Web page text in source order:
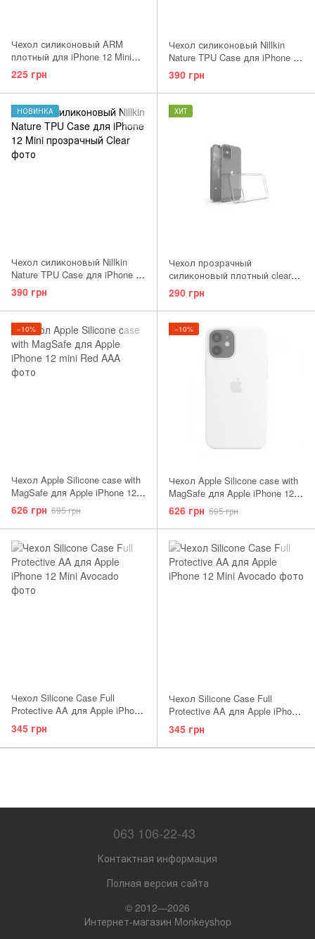
Чехол силиконовый ARM
плотный для iPhone 12 Mini
прозрачный Clear
225 грн
Чехол силиконовый Nillkin
Nature TPU Case для iPhone 12
Mini прозрачный серый Clear
Gray
390 грн
НОВИНКА
Чехол силиконовый Nillkin
Nature TPU Case для iPhone 12
Mini прозрачный Clear
390 грн
ХИТ
Чехол прозрачный
силиконовый плотный clear
Gelius для Iphone 12 Mini
290 грн
−10%
Чехол Apple Silicone case with
MagSafe для Apple iPhone 12
mini Red AAA
626 грн 695 грн
−10%
Чехол Apple Silicone case with
MagSafe для Apple iPhone 12
mini White AAA
626 грн 695 грн
Чехол Silicone Case Full
Protective AA для Apple iPhone
12 Mini Avocado
345 грн
Чехол Silicone Case Full
Protective AA для Apple iPhone
12 Mini Begonia
345 грн
063 106-22-43
Контактная информация
Полная версия сайта
© 2012—2026
Интернет-магазин Monkeyshop